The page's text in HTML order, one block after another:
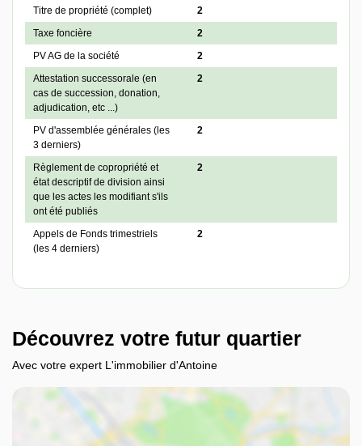
Titre de propriété (complet)
2
Taxe foncière
2
PV AG de la société
2
Attestation successorale (en
cas de succession, donation,
adjudication, etc ...)
2
PV d'assemblée générales (les
3 derniers)
2
Règlement de copropriété et
état descriptif de division ainsi
que les actes les modifiant s'ils
ont été publiés
2
Appels de Fonds trimestriels
(les 4 derniers)
2
Découvrez votre futur quartier
Avec votre expert L'immobilier d'Antoine